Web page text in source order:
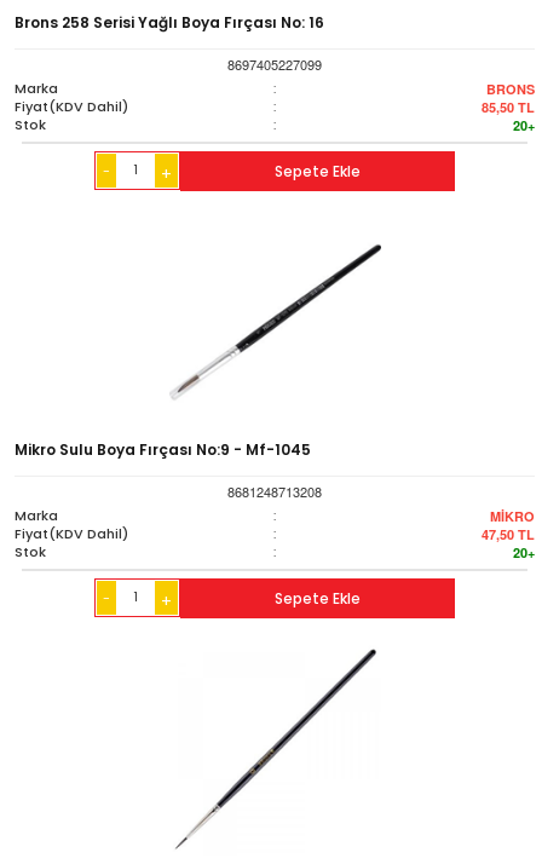
Brons 258 Serisi Yağlı Boya Fırçası No: 16
8697405227099
Marka
: BRONS
Fiyat(KDV Dahil) : 85,50 TL
Stok : 20+
- + Sepete Ekle
Mikro Sulu Boya Fırçası No:9 - Mf-1045
8681248713208
Marka
: MİKRO
Fiyat(KDV Dahil) : 47,50 TL
Stok : 20+
- + Sepete Ekle